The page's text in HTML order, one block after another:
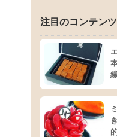
注目のコンテンツ